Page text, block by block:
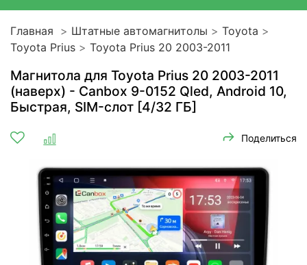
Главная Штатные автомагнитолы
Toyota
Toyota Prius
Toyota Prius 20 2003-2011
Магнитола для Toyota Prius 20 2003-2011
(наверх) - Canbox 9-0152 Qled, Android 10,
Быстрая, SIM-слот [4/32 ГБ]
Поделиться